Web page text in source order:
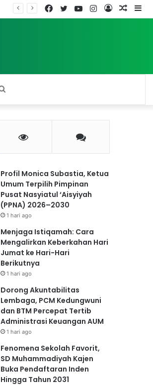
Log
Instagram
YouTube
Twitter
Facebook
Search
for
Profil Monica Subastia, Ketua
Umum Terpilih Pimpinan
Pusat Nasyiatul ‘Aisyiyah
(PPNA) 2026–2030
1 hari ago
Menjaga Istiqamah: Cara
Mengalirkan Keberkahan Hari
Jumat ke Hari-Hari
Berikutnya
1 hari ago
Dorong Akuntabilitas
Lembaga, PCM Kedungwuni
dan BTM Percepat Tertib
Administrasi Keuangan AUM
1 hari ago
Fenomena Sekolah Favorit,
SD Muhammadiyah Kajen
Buka Pendaftaran Inden
Hingga Tahun 2031